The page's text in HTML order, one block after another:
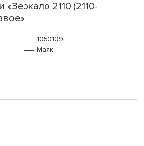
«Зеркало 2110 (2110-
1050109
Маяк